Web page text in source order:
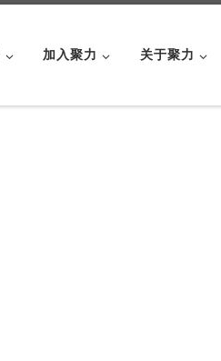
加入聚力 关于聚力